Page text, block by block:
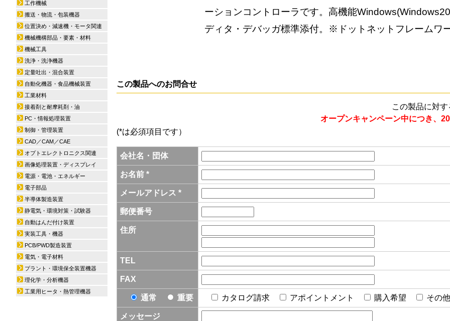
ーションコントローラです。高機能
ディタ・デバッガ標準添付。※ドットネットフレームワ
この製品へのお問合せ
この製品に対
オープンキャンペーン中につき、
(*は必須項目です）
会社名・団体
お名前 *
メールアドレス *
郵便番号
住所
TEL
FAX
通常 重要 カタログ請求 アポイントメント 購入希望 その他
メッセージ
工作機械
搬送・物流・包装機器
位置決め・減速機・モータ関連
機械機構部品・要素・材料
機械工具
洗浄・洗浄機器
定量吐出・混合装置
自動化機器・食品機械装置
工業材料
接着剤と耐摩耗剤・油
PC・情報処理装置
制御・管理装置
CAD／CAM／CAE
オプトエレクトロニクス関連
画像処理装置・ディスプレイ
電源・電池・エネルギー
電子部品
半導体製造装置
静電気・環境対策・試験器
自動はんだ付け装置
実装工具・機器
PCB/PWD製造装置
電気・電子材料
プラント・環境保全装置機器
理化学・分析機器
工業用ヒータ・熱管理機器